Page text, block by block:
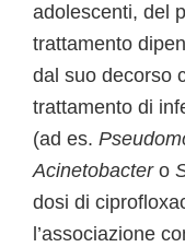
adolescenti, del
trattamento
dal suo decorso
trattamento di
(ad es.
Acinetobactero
dosi di
l’associazione